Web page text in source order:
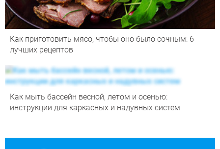
Как приготовить мясо, чтобы оно было сочным: 6
лучших рецептов
Как мыть бассейн весной, летом и осенью:
инструкции для каркасных и надувных систем